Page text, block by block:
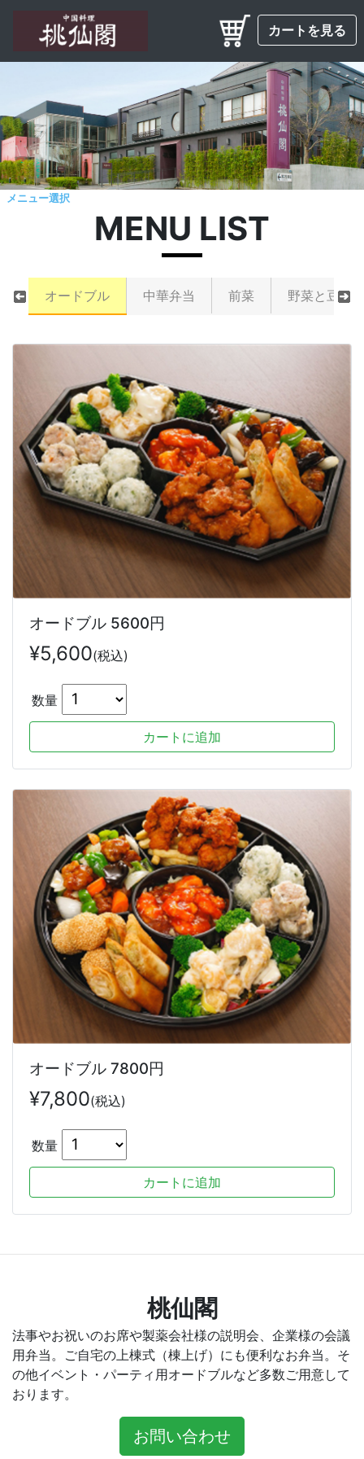
カートを見る
メニュー選択
MENU LIST
オードブル 中華弁当 前菜 野菜と豆腐
オードブル 5600円
¥5,600(税込)
数量
オードブル 7800円
¥7,800(税込)
数量
桃仙閣
法事やお祝いのお席や製薬会社様の説明会、企業様の会議
用弁当。ご自宅の上棟式（棟上げ）にも便利なお弁当。そ
の他イベント・パーティ用オードブルなど多数ご用意して
おります。
お問い合わせ